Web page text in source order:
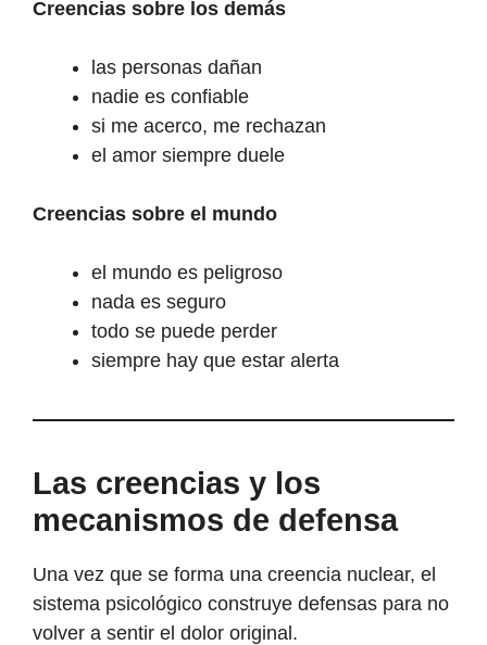
Creencias sobre los demás
las personas dañan
nadie es confiable
si me acerco, me rechazan
el amor siempre duele
Creencias sobre el mundo
el mundo es peligroso
nada es seguro
todo se puede perder
siempre hay que estar alerta
Las creencias y los
mecanismos de defensa
Una vez que se forma una creencia nuclear, el
sistema psicológico construye defensas para no
volver a sentir el dolor original.